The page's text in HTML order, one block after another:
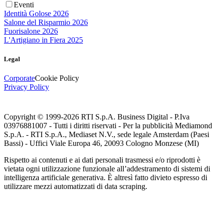
Eventi
Identità Golose 2026
Salone del Risparmio 2026
Fuorisalone 2026
L'Artigiano in Fiera 2025
Legal
CorporateCookie Policy
Privacy Policy
Copyright © 1999-2026 RTI S.p.A. Business Digital - P.Iva
03976881007 - Tutti i diritti riservati - Per la pubblicità Mediamond
S.p.A. - RTI S.p.A., Mediaset N.V., sede legale Amsterdam (Paesi
Bassi) - Uffici Viale Europa 46, 20093 Cologno Monzese (MI)
Rispetto ai contenuti e ai dati personali trasmessi e/o riprodotti è
vietata ogni utilizzazione funzionale all’addestramento di sistemi di
intelligenza artificiale generativa. È altresì fatto divieto espresso di
utilizzare mezzi automatizzati di data scraping.